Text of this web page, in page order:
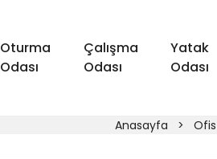
Oturma
Odası
Çalışma
Odası
Yatak
Odası
Anasayfa